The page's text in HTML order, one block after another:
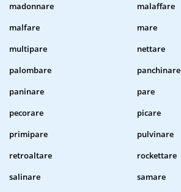
madonnare
malaffare
malfare
mare
multipare
nettare
palombare
panchinare
paninare
pare
pecorare
picare
primipare
pulvinare
retroaltare
rockettare
salinare
samare